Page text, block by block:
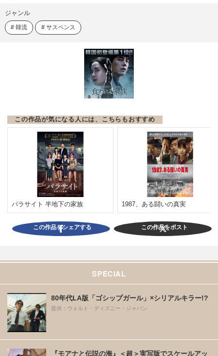
ジャンル
韓流 サスペンス
この作品が気になる人には、こちらもおすすめ
パラサイト 半地下の家族 1987、ある闘いの真実
この作品をシェアする この作品をポスト
SPECIAL
80年代LA版「ゴシップガール」×シリアルキラー!?
提供：ウォルト・ディズニー・ジャパン
『モアナと伝説の海』＜超＞実写版でスケールアッ